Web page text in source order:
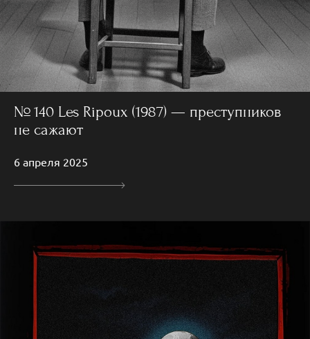
№ 140 Les Ripoux (1987) — преступников
не сажают
6 апреля 2025